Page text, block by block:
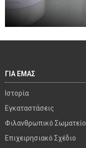
ΓΙΑ ΕΜΑΣ
Ιστορία
Εγκαταστάσεις
Φιλανθρωπικό Σωματείο
Επιχειρησιακό Σχέδιο